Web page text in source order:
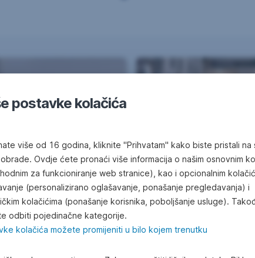
Stambeni kredit
velika nagradna igra
postavke kolačića
više od 16 godina, kliknite "Prihvatam" kako biste pristali na
Ovdje ćete pronaći više informacija o našim osnovnim
za funkcioniranje web stranice), kao i opcionalnim
(personalizirano oglašavanje, ponašanje pregledavanja) i
kolačićima (ponašanje korisnika, poboljšanje usluge).
odbiti pojedinačne kategorije.
kolačića možete promijeniti u bilo kojem trenutku